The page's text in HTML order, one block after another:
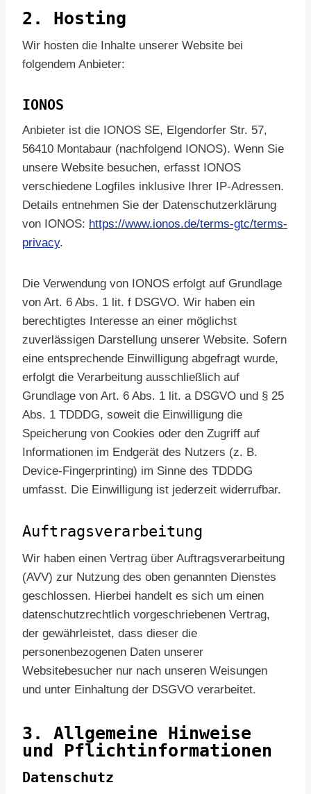
2. Hosting
Wir hosten die Inhalte unserer Website bei
folgendem Anbieter:
IONOS
Anbieter ist die IONOS SE, Elgendorfer Str. 57,
56410 Montabaur (nachfolgend IONOS). Wenn Sie
unsere Website besuchen, erfasst IONOS
verschiedene Logfiles inklusive Ihrer IP-Adressen.
Details entnehmen Sie der Datenschutzerklärung
von IONOS: https://www.ionos.de/terms-gtc/terms-
privacy.
Die Verwendung von IONOS erfolgt auf Grundlage
von Art. 6 Abs. 1 lit. f DSGVO. Wir haben ein
berechtigtes Interesse an einer möglichst
zuverlässigen Darstellung unserer Website. Sofern
eine entsprechende Einwilligung abgefragt wurde,
erfolgt die Verarbeitung ausschließlich auf
Grundlage von Art. 6 Abs. 1 lit. a DSGVO und § 25
Abs. 1 TDDDG, soweit die Einwilligung die
Speicherung von Cookies oder den Zugriff auf
Informationen im Endgerät des Nutzers (z. B.
Device-Fingerprinting) im Sinne des TDDDG
umfasst. Die Einwilligung ist jederzeit widerrufbar.
Auftragsverarbeitung
Wir haben einen Vertrag über Auftragsverarbeitung
(AVV) zur Nutzung des oben genannten Dienstes
geschlossen. Hierbei handelt es sich um einen
datenschutzrechtlich vorgeschriebenen Vertrag,
der gewährleistet, dass dieser die
personenbezogenen Daten unserer
Websitebesucher nur nach unseren Weisungen
und unter Einhaltung der DSGVO verarbeitet.
3. Allgemeine Hinweise
und Pflicht­informationen
Datenschutz